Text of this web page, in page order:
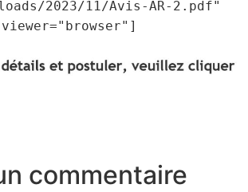
2023/11/Avis-AR-2.pdf"
viewer="browser"]
commentaire